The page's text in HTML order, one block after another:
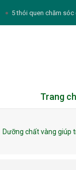
5 thói quen chăm sóc
Muốn để tóc mái
Thịnh và cách tích lũy
Thực đơn
Trang
Dưỡng chất vàng giúp